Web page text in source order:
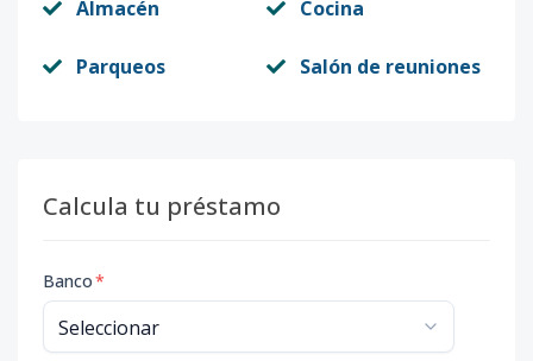
Almacén Cocina
Parqueos Salón de reuniones
Calcula tu préstamo
Banco*